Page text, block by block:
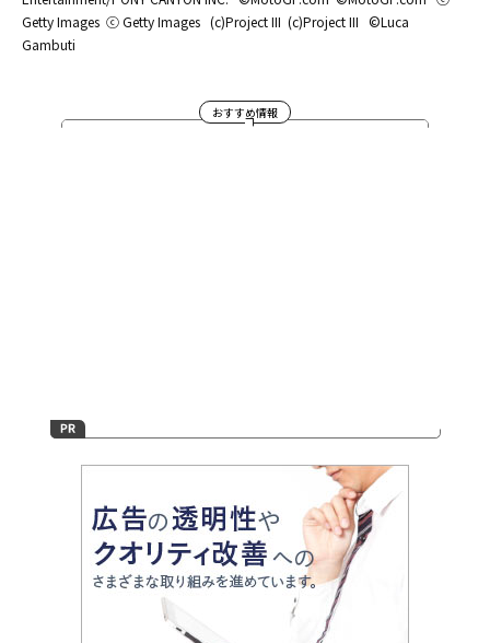
Getty Images ⓒ Getty Images (c)Project III (c)Project III ©Luca
Gambuti
おすすめ情報